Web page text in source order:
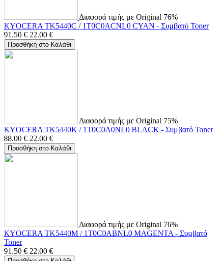
Διαφορά τιμής με Original 76%
KYOCERA TK5440C / 1T0C0ACNL0 CYAN - Συμβατό Toner
91.50 € 22.00 €
Προσθήκη στο Καλάθι
Διαφορά τιμής με Original 75%
KYOCERA TK5440K / 1T0C0A0NL0 BLACK - Συμβατό Toner
88.00 € 22.00 €
Προσθήκη στο Καλάθι
Διαφορά τιμής με Original 76%
KYOCERA TK5440M / 1T0C0ABNL0 MAGENTA - Συμβατό
Toner
91.50 € 22.00 €